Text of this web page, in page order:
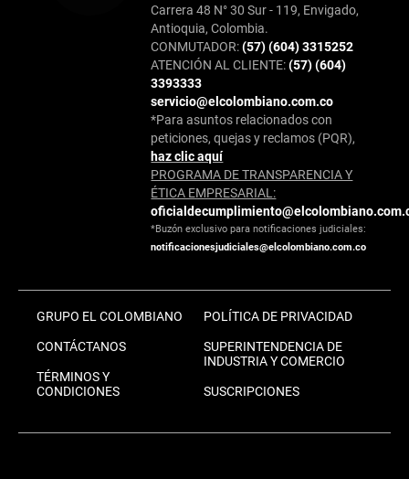
Carrera 48 N° 30 Sur - 119, Envigado,
Antioquia, Colombia.
CONMUTADOR:(57) (604) 3315252
ATENCIÓN AL CLIENTE:(57) (604)
3393333
servicio@elcolombiano.com.co
*Para asuntos relacionados con
peticiones, quejas y reclamos (PQR),
haz clic aquí
PROGRAMA DE TRANSPARENCIA Y
ÉTICA EMPRESARIAL:
*Buzón exclusivo para notificaciones judiciales:
notificacionesjudiciales@elcolombiano.com.co
GRUPO EL COLOMBIANO
CONTÁCTANOS
TÉRMINOS Y
CONDICIONES
POLÍTICA DE PRIVACIDAD
SUPERINTENDENCIA DE
INDUSTRIA Y COMERCIO
SUSCRIPCIONES